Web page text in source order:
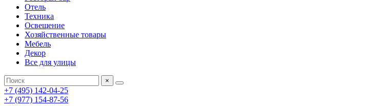
Отель
Техника
Освещение
Хозяйственные товары
Мебель
Декор
Все для улицы
×
+7 (495) 142-04-25
+7 (977) 154-87-56